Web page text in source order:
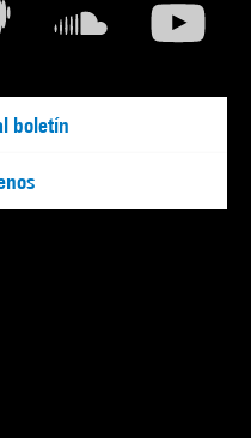
boletín